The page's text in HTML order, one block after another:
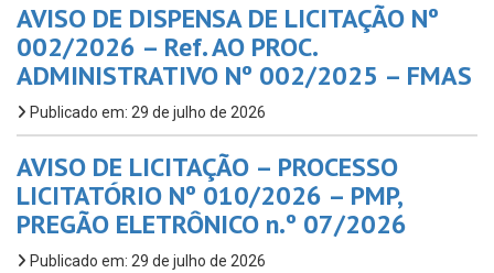
AVISO DE DISPENSA DE LICITAÇÃO Nº
002/2026 – Ref. AO PROC.
ADMINISTRATIVO Nº 002/2025 – FMAS
Publicado em: 29 de julho de 2026
AVISO DE LICITAÇÃO – PROCESSO
LICITATÓRIO Nº 010/2026 – PMP,
PREGÃO ELETRÔNICO n.º 07/2026
Publicado em: 29 de julho de 2026